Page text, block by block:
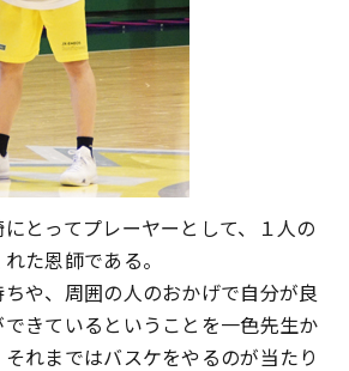
とってプレーヤーとして、１人の
た恩師である。
ちや、周囲の人のおかげで自分が良
きているということを一色先生か
れまではバスケをやるのが当たり